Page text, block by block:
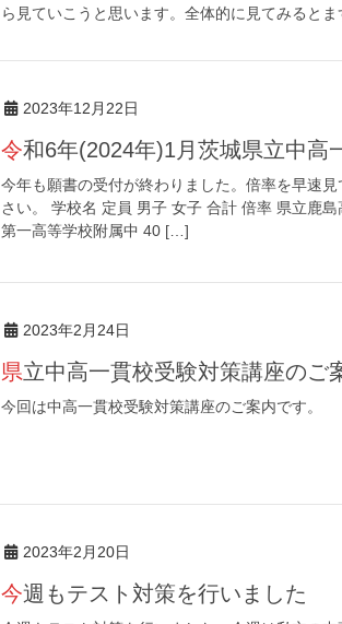
ら見ていこうと思います。全体的に見てみると
2023年12月22日
令和6年(2024年)1月茨城県立中
今年も願書の受付が終わりました。倍率を早速
さい。 学校名 定員 男子 女子 合計 倍率 県立鹿
第一高等学校附属中 40 […]
2023年2月24日
県立中高一貫校受験対策講座のご
今回は中高一貫校受験対策講座のご案内です。
2023年2月20日
今週もテスト対策を行いました